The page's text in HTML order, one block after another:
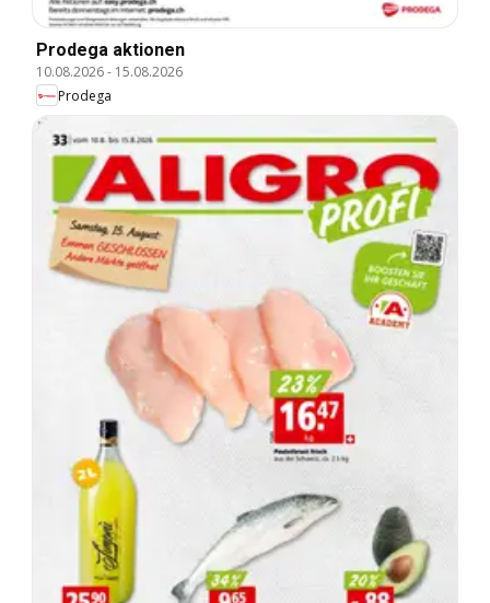
Prodega aktionen
10.08.2026- 15.08.2026
Prodega